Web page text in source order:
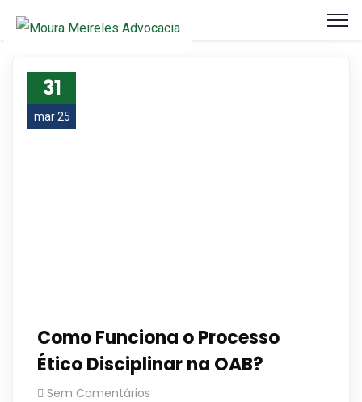
31
mar 25
Como Funciona o Processo
Ético Disciplinar na OAB?
Sem Comentários